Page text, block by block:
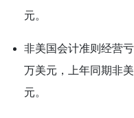
元。
非美国会计准则经营
万美元，上年同期非
元。